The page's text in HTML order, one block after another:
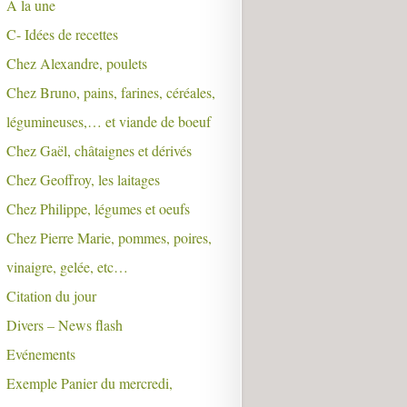
A la une
C- Idées de recettes
Chez Alexandre, poulets
Chez Bruno, pains, farines, céréales,
légumineuses,… et viande de boeuf
Chez Gaël, châtaignes et dérivés
Chez Geoffroy, les laitages
Chez Philippe, légumes et oeufs
Chez Pierre Marie, pommes, poires,
vinaigre, gelée, etc…
Citation du jour
Divers – News flash
Evénements
Exemple Panier du mercredi,